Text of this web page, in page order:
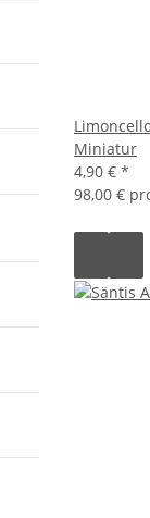
Miniatur
4,90 € *
98,00 €